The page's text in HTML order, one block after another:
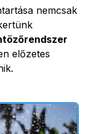
nemcsak
előzetes